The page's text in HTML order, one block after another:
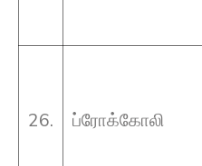
26. ப்ரோக்கோலி